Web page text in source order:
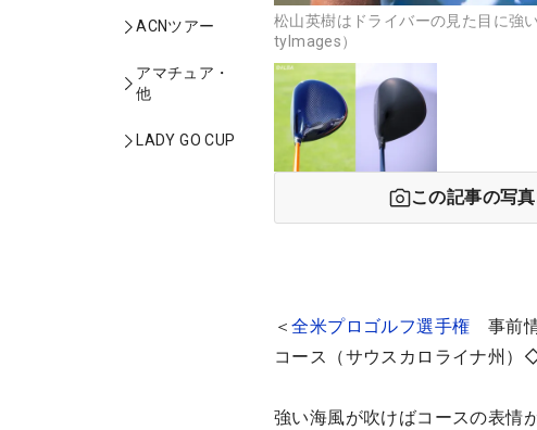
ACNツアー
アマチュア・
他
LADY GO CUP
松山英樹はドライバーの見た目に強
tyImages）
この記事の写真
＜全米プロゴルフ選手権 事前
コース（サウスカロライナ州）
強い海風が吹けばコースの表情